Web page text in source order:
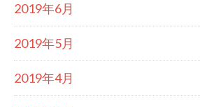
2019年6月
2019年5月
2019年4月